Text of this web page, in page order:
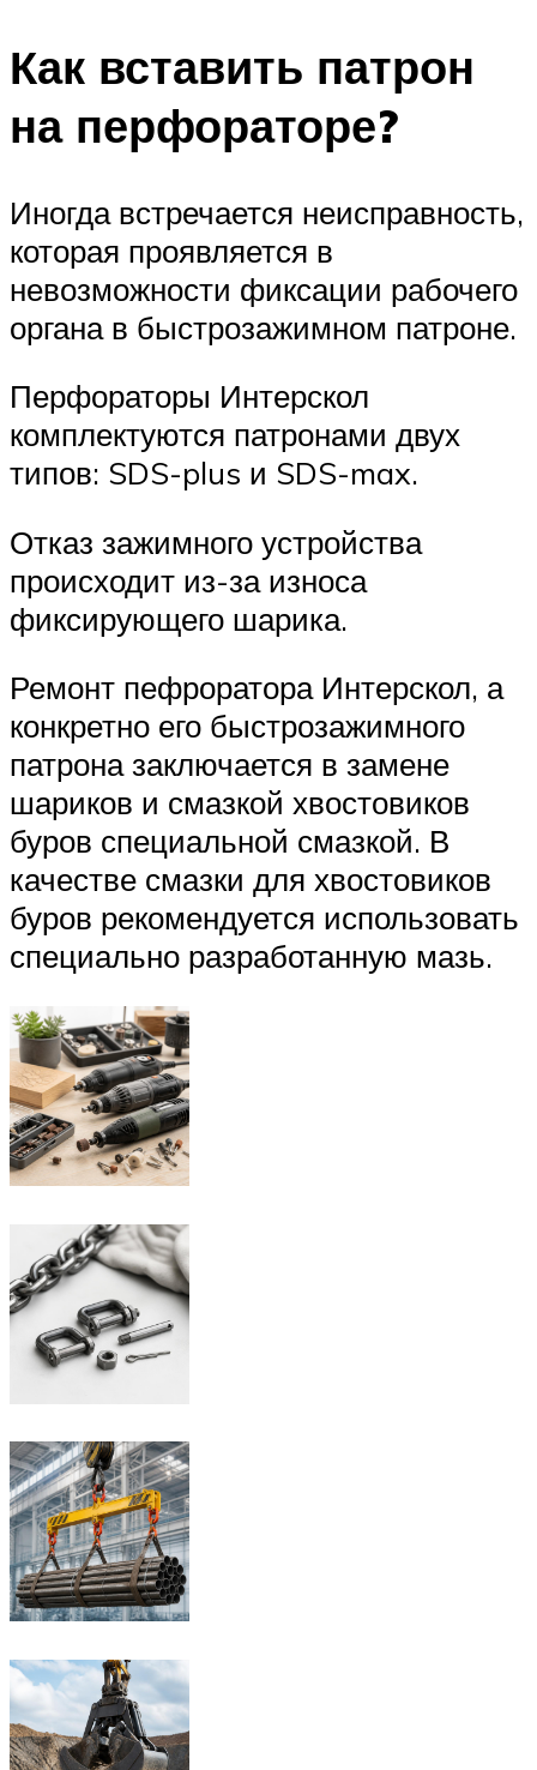
Как вставить патрон
на перфораторе?
Иногда встречается неисправность,
которая проявляется в
невозможности фиксации рабочего
органа в быстрозажимном патроне.
Перфораторы Интерскол
комплектуются патронами двух
типов: SDS-plus и SDS-max.
Отказ зажимного устройства
происходит из-за износа
фиксирующего шарика.
Ремонт пефроратора Интерскол, а
конкретно его быстрозажимного
патрона заключается в замене
шариков и смазкой хвостовиков
буров специальной смазкой. В
качестве смазки для хвостовиков
буров рекомендуется использовать
специально разработанную мазь.